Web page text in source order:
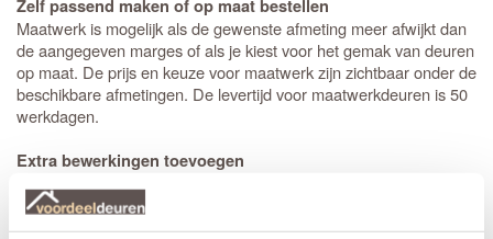
Zelf passend maken of op maat bestellen
Maatwerk is mogelijk als de gewenste afmeting meer afwijkt dan
de aangegeven marges of als je kiest voor het gemak van deuren
op maat. De prijs en keuze voor maatwerk zijn zichtbaar onder de
beschikbare afmetingen. De levertijd voor maatwerkdeuren is 50
werkdagen.
Extra bewerkingen toevoegen
een 3-puntsluiting of een valdorpel in de deur frezen. De hoogte
van een slotgat of 3-puntsluiting wordt op een standaard hoogte